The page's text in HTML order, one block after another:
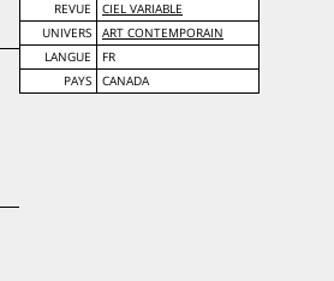
REVUE
CIEL VARIABLE
UNIVERS
ART CONTEMPORAIN
LANGUE
FR
PAYS
CANADA